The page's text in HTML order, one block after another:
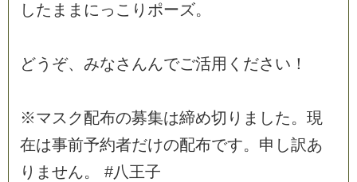
した ま ま に っ こ り ポーズ。
どう ぞ、 みなさ んんでご活用 く ださ い ！
※マ ス ク配布の募集は締め切 り ま した。 現
在は事前予約者だけの配布です。 申 し訳あ
り ま せん。 #八王子